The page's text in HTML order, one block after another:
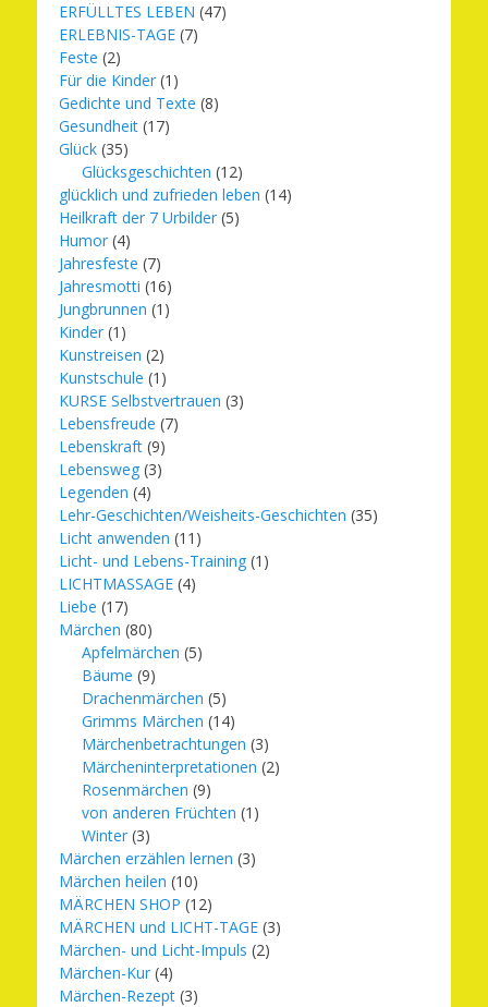
ERFÜLLTES LEBEN (47)
ERLEBNIS-TAGE (7)
Feste (2)
Für die Kinder (1)
Gedichte und Texte (8)
Gesundheit (17)
Glück (35)
Glücksgeschichten (12)
glücklich und zufrieden leben (14)
Heilkraft der 7 Urbilder (5)
Humor (4)
Jahresfeste (7)
Jahresmotti (16)
Jungbrunnen (1)
Kinder (1)
Kunstreisen (2)
Kunstschule (1)
KURSE Selbstvertrauen (3)
Lebensfreude (7)
Lebenskraft (9)
Lebensweg (3)
Legenden (4)
Lehr-Geschichten/Weisheits-Geschichten (35)
Licht anwenden (11)
Licht- und Lebens-Training (1)
LICHTMASSAGE (4)
Liebe (17)
Märchen (80)
Apfelmärchen (5)
Bäume (9)
Drachenmärchen (5)
Grimms Märchen (14)
Märchenbetrachtungen (3)
Märcheninterpretationen (2)
Rosenmärchen (9)
von anderen Früchten (1)
Winter (3)
Märchen erzählen lernen (3)
Märchen heilen (10)
MÄRCHEN SHOP (12)
MÄRCHEN und LICHT-TAGE (3)
Märchen- und Licht-Impuls (2)
Märchen-Kur (4)
Märchen-Rezept (3)